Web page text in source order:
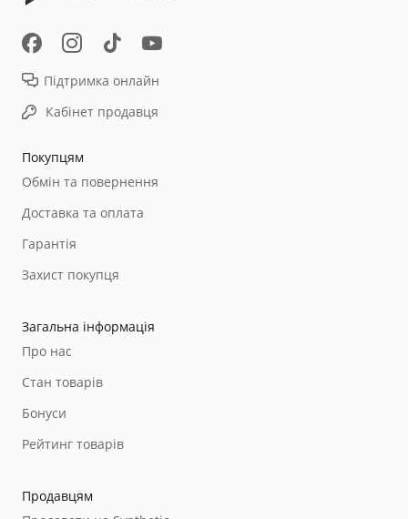
Покупцям
Обмін та повернення
Доставка та оплата
Гарантія
Захист покупця
Загальна інформація
Про нас
Стан товарів
Бонуси
Рейтинг товарів
Продавцям
Підтримка онлайн
Кабінет продавця